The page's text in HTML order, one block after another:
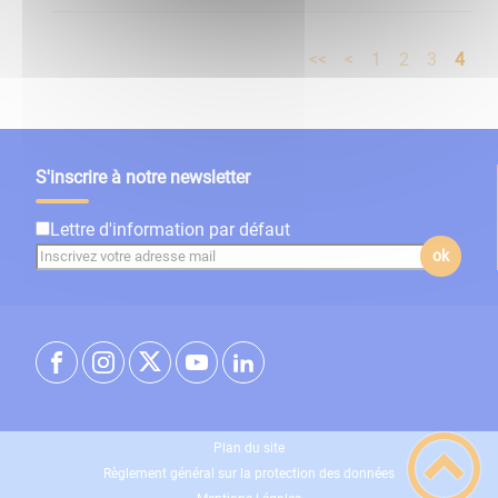
<< < 1 2 3 4
S'inscrire à notre newsletter
Lettre d'information par défaut
ok
Plan du site
Règlement général sur la protection des données